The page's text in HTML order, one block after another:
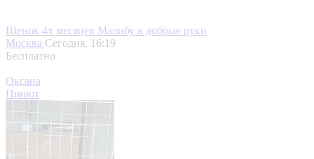
Щенок 4х месяцев Малибу в добрые руки
Москва Сегодня, 16:19
Бесплатно
Оксана
Приют